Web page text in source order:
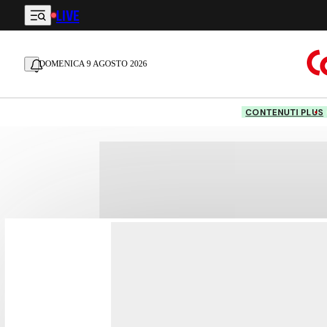
Vai al contenuto principale
LIVE
DOMENICA 9 AGOSTO 2026
CONTENUTI PLUS